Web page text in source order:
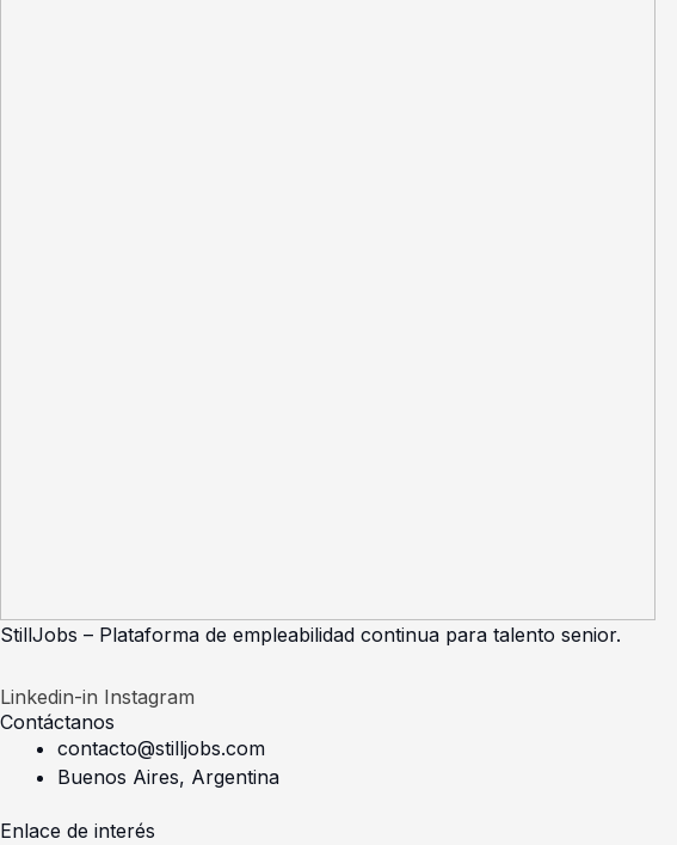
StillJobs – Plataforma de empleabilidad continua para talento senior.
Linkedin-in Instagram
Contáctanos
contacto@stilljobs.com
Buenos Aires, Argentina
Enlace de interés